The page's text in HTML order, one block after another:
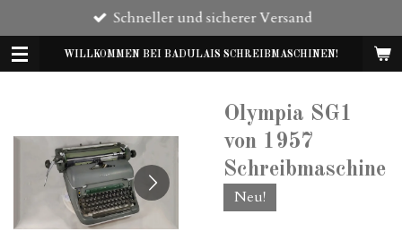
Hauptinhalt
springenWILLKOMMEN BEI BADULAIS SCHREIBMASCHINEN!
Schneller und sicherer Versand
Olympia SG1
von 1957
Schreibmaschine
Neu!